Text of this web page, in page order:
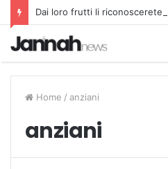
Dai loro frutti li riconoscerete
Home / anziani
anziani